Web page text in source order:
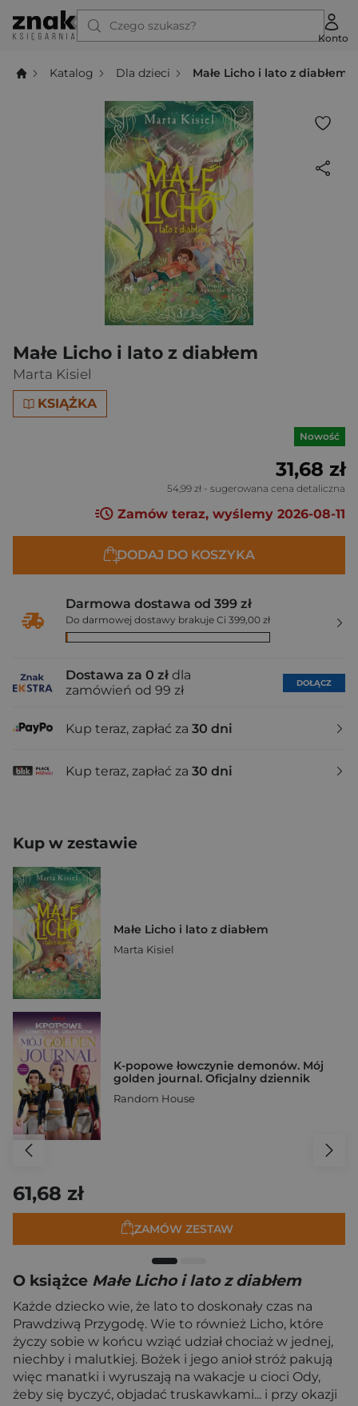
Czego szukasz?
Konto
Katalog Dla dzieci Małe Licho i lato z diabłem
Małe Licho i lato z diabłem
Marta Kisiel
KSIĄŻKA
Nowość
31,68 zł
54,99 zł - sugerowana cena detaliczna
Zamów teraz, wyślemy 2026-08-11
DODAJ DO KOSZYKA
Darmowa dostawa od 399 zł
Do darmowej dostawy brakuje Ci 399,00 zł
Dostawa za 0 zł dla
zamówień od 99 zł
DOŁĄCZ
Kup teraz, zapłać za 30 dni
Kup teraz, zapłać za 30 dni
Kup w zestawie
Małe Licho i lato z diabłem
Marta Kisiel
K-popowe łowczynie demonów. Mój
golden journal. Oficjalny dziennik
Random House
61,68 zł
ZAMÓW ZESTAW
O książce Małe Licho i lato z diabłem
Każde dziecko wie, że lato to doskonały czas na
Prawdziwą Przygodę. Wie to również Licho, które
życzy sobie w końcu wziąć udział chociaż w jednej,
niechby i malutkiej. Bożek i jego anioł stróż pakują
więc manatki i wyruszają na wakacje u cioci Ody,
żeby się byczyć, objadać truskawkami... i przy okazji